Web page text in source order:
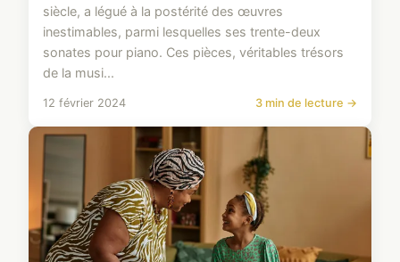
siècle, a légué à la postérité des œuvres
inestimables, parmi lesquelles ses trente-deux
sonates pour piano. Ces pièces, véritables trésors
de la musi...
12 février 2024 3 min de lecture →